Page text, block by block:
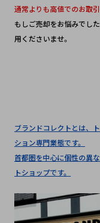
通常よりも高値でのお取
もしご売却をお悩みでし
用くださいませ。
ブランドコレクトとは、
ション専門業態です。
首都圏を中心に個性の異
トショップです。